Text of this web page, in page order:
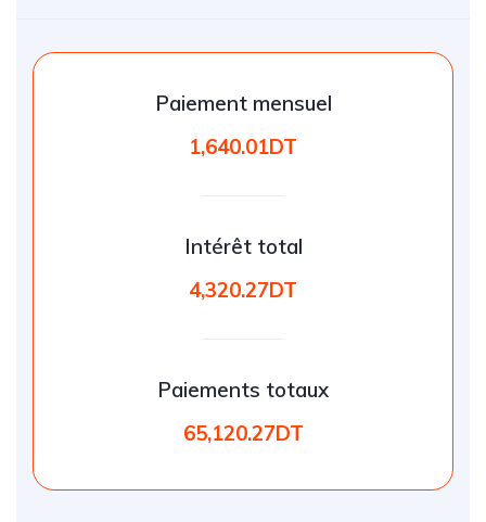
Paiement mensuel
1,640.01DT
Intérêt total
4,320.27DT
Paiements totaux
65,120.27DT